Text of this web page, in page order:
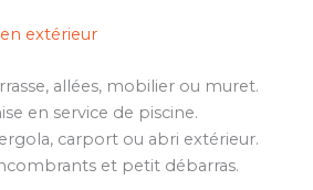
extérieur
allées, mobilier ou muret.
en service de piscine.
carport ou abri extérieur.
et petit débarras.